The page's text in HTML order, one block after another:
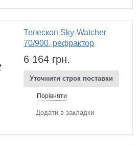
Телескоп Sky-Watcher
70/900, рефрактор
6 164 грн.
Уточнити строк поставки
Порівняти
Додати в закладки